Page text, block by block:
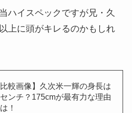
ハイスペックですが兄・久
上に頭がキレるのかもしれ
比較画像】久次米一輝の身長は
ンチ？175cmが最有力な理由
！